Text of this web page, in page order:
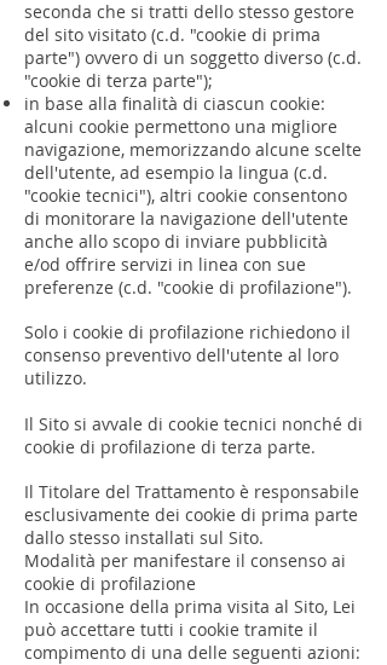
seconda che si tratti dello stesso gestore
del sito visitato (c.d. "cookie di prima
parte") ovvero di un soggetto diverso (c.d.
"cookie di terza parte");
in base alla finalità di ciascun cookie:
alcuni cookie permettono una migliore
navigazione, memorizzando alcune scelte
dell'utente, ad esempio la lingua (c.d.
"cookie tecnici"), altri cookie consentono
di monitorare la navigazione dell'utente
anche allo scopo di inviare pubblicità
e/od offrire servizi in linea con sue
preferenze (c.d. "cookie di profilazione").
Solo i cookie di profilazione richiedono il
consenso preventivo dell'utente al loro
utilizzo.
Il Sito si avvale di cookie tecnici nonché di
cookie di profilazione di terza parte.
Il Titolare del Trattamento è responsabile
esclusivamente dei cookie di prima parte
dallo stesso installati sul Sito.
Modalità per manifestare il consenso ai
cookie di profilazione
In occasione della prima visita al Sito, Lei
può accettare tutti i cookie tramite il
compimento di una delle seguenti azioni: